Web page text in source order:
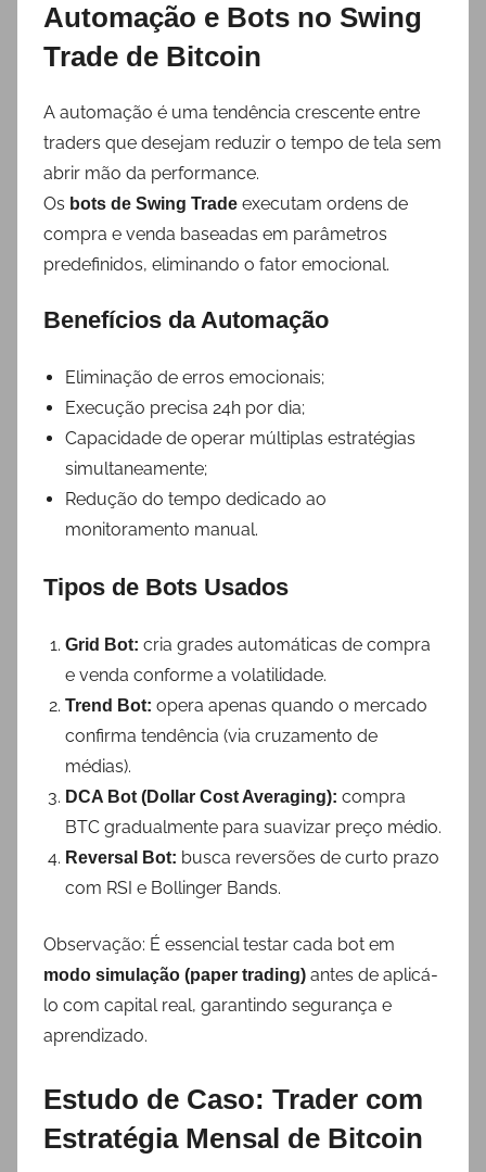
Automação e Bots no Swing
Trade de Bitcoin
A automação é uma tendência crescente entre
traders que desejam reduzir o tempo de tela sem
abrir mão da performance.
Os bots de Swing Trade executam ordens de
compra e venda baseadas em parâmetros
predefinidos, eliminando o fator emocional.
Benefícios da Automação
Eliminação de erros emocionais;
Execução precisa 24h por dia;
Capacidade de operar múltiplas estratégias
simultaneamente;
Redução do tempo dedicado ao
monitoramento manual.
Tipos de Bots Usados
Grid Bot: cria grades automáticas de compra
e venda conforme a volatilidade.
Trend Bot: opera apenas quando o mercado
confirma tendência (via cruzamento de
médias).
DCA Bot (Dollar Cost Averaging): compra
BTC gradualmente para suavizar preço médio.
Reversal Bot: busca reversões de curto prazo
com RSI e Bollinger Bands.
Observação: É essencial testar cada bot em
modo simulação (paper trading) antes de aplicá-
lo com capital real, garantindo segurança e
aprendizado.
Estudo de Caso: Trader com
Estratégia Mensal de Bitcoin